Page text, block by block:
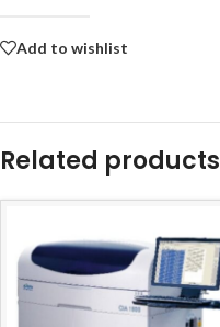
Add to wishlist
Related products